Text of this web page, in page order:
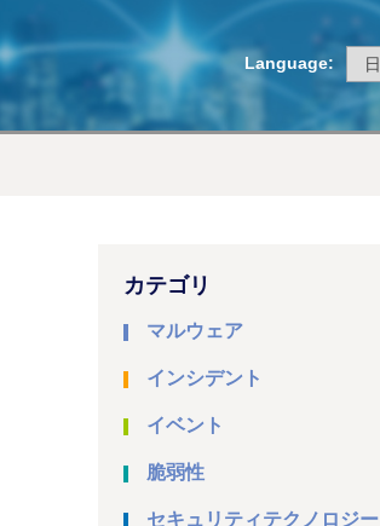
Language:
カテゴリ
マルウェア
インシデント
イベント
脆弱性
セキュリティテクノロジー